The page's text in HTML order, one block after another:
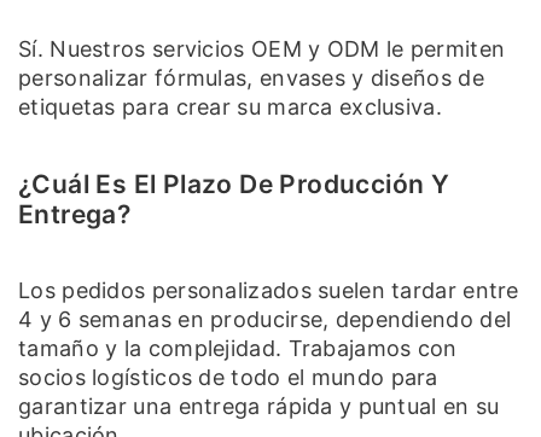
Sí. Nuestros servicios OEM y ODM le permiten
personalizar fórmulas, envases y diseños de
etiquetas para crear su marca exclusiva.
¿Cuál Es El Plazo De Producción Y
Entrega?
Los pedidos personalizados suelen tardar entre
4 y 6 semanas en producirse, dependiendo del
tamaño y la complejidad. Trabajamos con
socios logísticos de todo el mundo para
garantizar una entrega rápida y puntual en su